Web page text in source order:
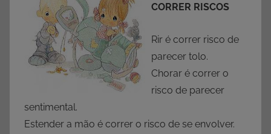
CORRER RISCOS
Rir é correr risco de
parecer tolo.
Chorar é correr o
risco de parecer
sentimental.
Estender a mão é correr o risco de se envolver.